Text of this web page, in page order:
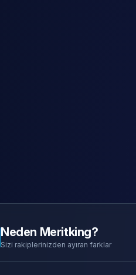
Neden Meritking?
Sizi rakiplerinizden ayıran farklar